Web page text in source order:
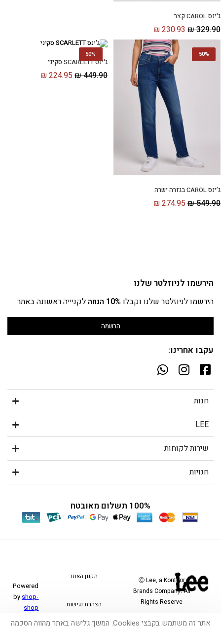
ג'ינס CAROL קצר
₪329.90
₪ 230.93
50%
ג’ינס CAROL בגזרה ישרה
₪549.90
₪ 274.95
50%
ג'ינס SCARLETT סקיני
₪449.90
₪ 224.95
הירשמו לניוזלטר שלנו
הירשמו לניוזלטר שלנו וקבלו 10% הנחה לקניייה ראשונה באתר
הרשמה
עקבו אחרינו:
חנות
LEE
שירות לקוחות
חנויות
100% תשלום מאובטח
Ⓒ Lee, a Kontoor
Brands Company. All
Rights Reserve
תקנון האתר
הצהרת נגישות
Powered
by shop-
shop
אתר זה משתמש בקבצי Cookies. המשך גלישה באתר מהווה הסכמה